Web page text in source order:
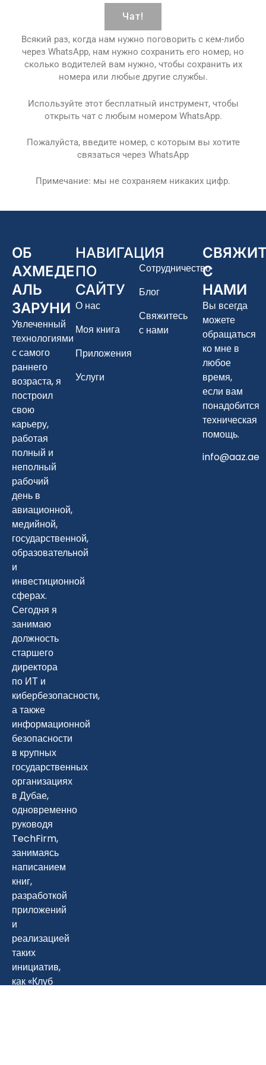
Чат!
Всякий раз, когда нам нужно поговорить с кем-либо
через WhatsApp, нам нужно сохранить его номер, но
сколько водителей вам нужно, чтобы сохранить их
номера или любые другие службы.
Используйте этот бесплатный инструмент, чтобы
открыть чат с любым номером WhatsApp.
Пожалуйста, введите номер, с которым вы хотите
связаться через WhatsApp
Примечание: мы не сохраняем никаких цифр.
ОБ
АХМЕДЕ
АЛЬ
ЗАРУНИ
Увлеченный
технологиями
с самого
раннего
возраста, я
построил
свою
карьеру,
работая
полный и
неполный
рабочий
день в
авиационной,
медийной,
государственной,
образовательной
и
инвестиционной
сферах.
Сегодня я
занимаю
должность
старшего
директора
по ИТ и
кибербезопасности,
а также
информационной
безопасности
в крупных
государственных
организациях
в Дубае,
одновременно
руководя
TechFirm,
занимаясь
написанием
книг,
разработкой
приложений
и
реализацией
таких
инициатив,
как «Клуб
НАВИГАЦИЯ
ПО
САЙТУ
О нас
Моя книга
Приложения
Услуги
Сотрудничество
Блог
Свяжитесь
с нами
С
НАМИ
Вы всегда
можете
обращаться
ко мне в
любое
время,
если вам
понадобится
техническая
помощь.
info@aaz.ae